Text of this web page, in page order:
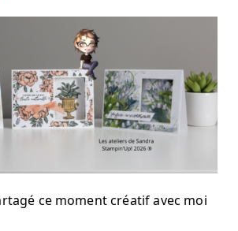
ce moment créatif avec moi